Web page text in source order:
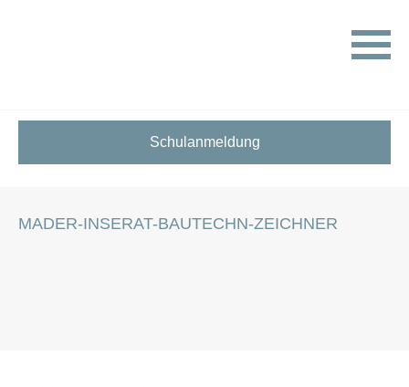
Schulanmeldung
MADER-INSERAT-BAUTECHN-ZEICHNER